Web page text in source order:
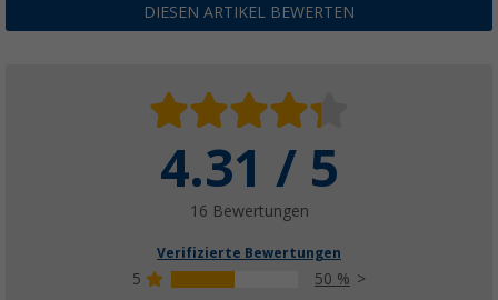
DIESEN ARTIKEL BEWERTEN
4.31 / 5
16 Bewertungen
Verifizierte Bewertungen
5 50 %